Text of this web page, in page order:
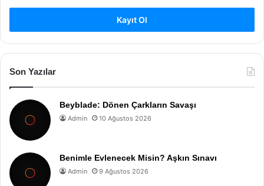
Kayıt Ol
Son Yazılar
Beyblade: Dönen Çarkların Savaşı
Admin 10 Ağustos 2026
Benimle Evlenecek Misin? Aşkın Sınavı
Admin 9 Ağustos 2026